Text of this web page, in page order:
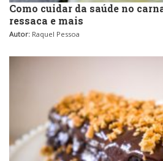
Como cuidar da saúde no
ressaca e mais
Autor: Raquel Pessoa